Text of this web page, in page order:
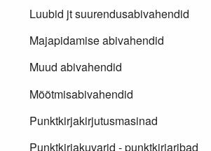
Luubid jt suurendusabivahendid
Majapidamise abivahendid
Muud abivahendid
Mõõtmisabivahendid
Punktkirjakirjutusmasinad
Punktkirjakuvarid - punktkirjaribad